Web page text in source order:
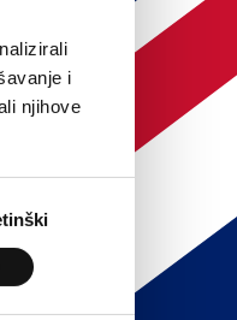
i
njihove